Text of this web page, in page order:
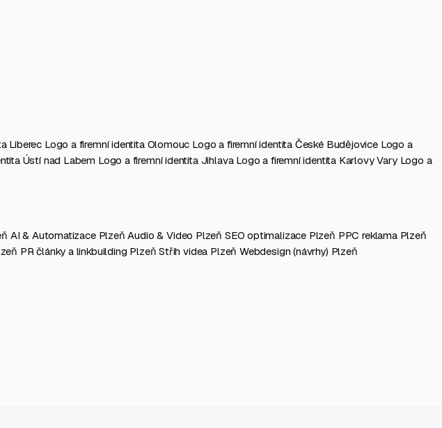
Liberec Logo a firemní identita Olomouc Logo a firemní identita České Budějovice Logo a
Ústí nad Labem Logo a firemní identita Jihlava Logo a firemní identita Karlovy Vary Logo a
AI & Automatizace PlzeňAudio & Video Plzeň SEO optimalizace Plzeň PPC reklama Plzeň
PR články a linkbuilding PlzeňStřih videa Plzeň Webdesign (návrhy) Plzeň